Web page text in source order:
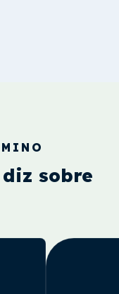
sobre